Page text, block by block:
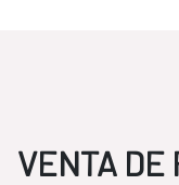
VENTA DE